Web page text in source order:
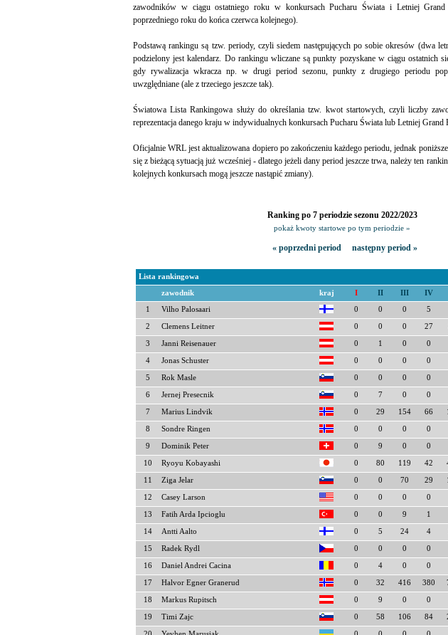
zawodników w ciągu ostatniego roku w konkursach Pucharu Świata i Letniej
poprzedniego roku do końca czerwca kolejnego).
Podstawą rankingu są tzw. periody, czyli siedem następujących po sobie okresów (dwa
podzielony jest kalendarz. Do rankingu wliczane są punkty pozyskane w ciągu ostatnich
gdy rywalizacja wkracza np. w drugi period sezonu, punkty z drugiego periodu
uwzględniane (ale z trzeciego jeszcze tak).
Światowa Lista Rankingowa służy do określania tzw. kwot startowych, czyli liczby
reprezentacja danego kraju w indywidualnych konkursach Pucharu Świata lub Letniej
Oficjalnie WRL jest aktualizowana dopiero po zakończeniu każdego periodu, jednak
się z bieżącą sytuacją już wcześniej - dlatego jeżeli dany period jeszcze trwa, należy ten
kolejnych konkursach mogą jeszcze nastąpić zmiany).
Ranking po 7 periodzie sezonu 2022/2023
pokaż kwoty startowe po tym periodzie »
« poprzedni period następny period »
Lista rankingowa
zawodnik kraj I II III IV
1 Vilho Palosaari 0 0 0 5
2 Clemens Leitner 0 0 0 27
3 Janni Reisenauer 0 1 0 0
4 Jonas Schuster 0 0 0 0
5 Rok Masle 0 0 0 0
6 Jernej Presecnik 0 7 0 0
7 Marius Lindvik 0 29 154 66
8 Sondre Ringen 0 0 0 0
9 Dominik Peter 0 9 0 0
10 Ryoyu Kobayashi 0 80 119 42
11 Ziga Jelar 0 0 70 29
12 Casey Larson 0 0 0 0
13 Fatih Arda Ipcioglu 0 0 9 1
14 Antti Aalto 0 5 24 4
15 Radek Rydl 0 0 0 0
16 Daniel Andrei Cacina 0 4 0 0
17 Halvor Egner Granerud 0 32 416 380
18 Markus Rupitsch 0 9 0 0
19 Timi Zajc 0 58 106 84